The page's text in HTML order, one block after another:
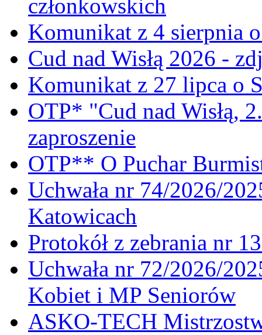
członkowskich
Komunikat z 4 sierpnia
Cud nad Wisłą 2026 -
Komunikat z 27 lipca o
OTP* "Cud nad Wisłą,
zaproszenie
OTP** O Puchar
Uchwała nr 74/2026/
Katowicach
Protokół z zebrania nr
Uchwała nr 72/2026/
Kobiet i MP Seniorów
ASKO-TECH